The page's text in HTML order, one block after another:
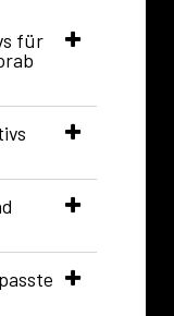
für